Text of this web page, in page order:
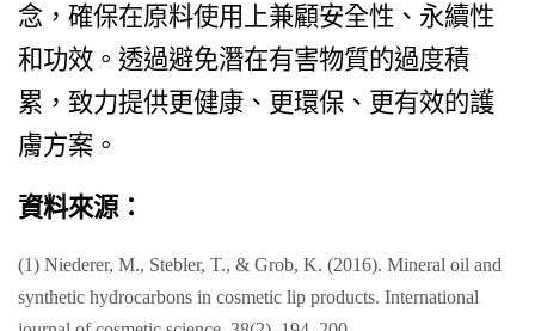
念，確保在原料使用上兼顧安全性、永續性
和功效。透過避免潛在有害物質的過度積
累，致力提供更健康、更環保、更有效的護
膚方案。
資料來源：
(1) Niederer, M., Stebler, T., & Grob, K. (2016). Mineral oil and
synthetic hydrocarbons in cosmetic lip products. International